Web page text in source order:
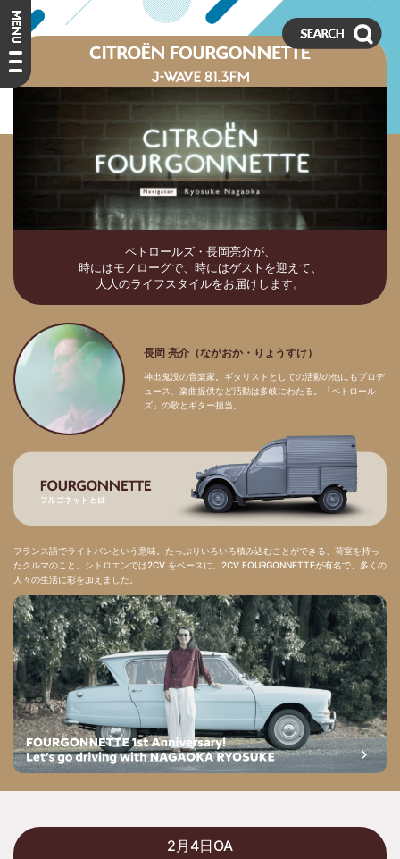
ペトロールズ・長岡亮介が、
時にはモノローグで、時にはゲストを迎えて、
大人のライフスタイルをお届けします。
長岡 亮介（ながおか・りょうすけ）
神出鬼没の音楽家。ギタリストとしての活動の他にもプロデ
ュース、楽曲提供など活動は多岐にわたる。「ペトロール
ズ」の歌とギター担当。
フランス語でライトバンという意味。たっぷりいろいろ積み込むことができる、荷室を持っ
たクルマのこと。シトロエンでは2CV をベースに、2CV FOURGONNETTEが有名で、多くの
人々の生活に彩を加えました。
2月4日OA